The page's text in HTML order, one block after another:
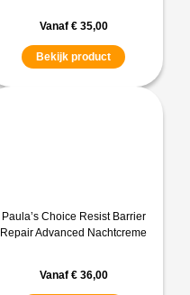
Vanaf €35,00
Bekijk product
Paula’s Choice Resist Barrier
Repair Advanced Nachtcreme
Vanaf €36,00